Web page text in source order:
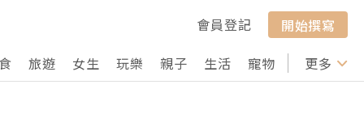
會員登記
開始撰寫
旅遊 女生 玩樂 親子 生活 寵物 行山 打卡
更多